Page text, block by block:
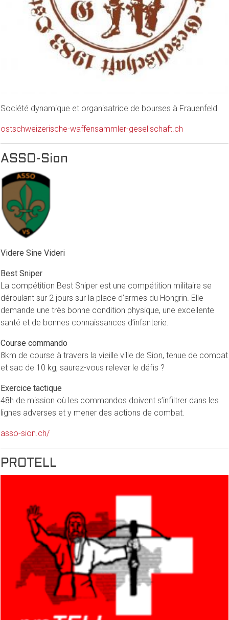
Société dynamique et organisatrice de bourses à Frauenfeld
ostschweizerische-waffensammler-gesellschaft.ch
ASSO-Sion
Videre Sine Videri
Best Sniper
La compétition Best Sniper est une compétition militaire se
déroulant sur 2 jours sur la place d’armes du Hongrin. Elle
demande une très bonne condition physique, une excellente
santé et de bonnes connaissances d’infanterie.
Course commando
8km de course à travers la vieille ville de Sion, tenue de combat
et sac de 10 kg, saurez-vous relever le défis ?
Exercice tactique
48h de mission où les commandos doivent s’infiltrer dans les
lignes adverses et y mener des actions de combat.
asso-sion.ch/
PROTELL